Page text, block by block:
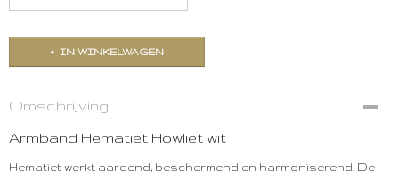
IN WINKELWAGEN
Omschrijving
Armband Hematiet Howliet wit
Hematiet werkt aardend, beschermend en harmoniserend. De